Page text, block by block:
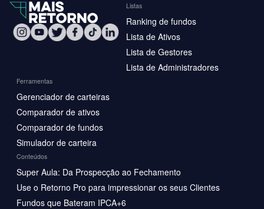
Listas
Ranking de fundos
Lista de Ativos
Lista de Gestores
Lista de Administradores
Ferramentas
Gerenciador de carteiras
Comparador de ativos
Comparador de fundos
Simulador de carteira
Conteúdos
Super Aula: Da Prospecção ao Fechamento
Use o Retorno Pro para impressionar os seus Clientes
Fundos que Bateram IPCA+6